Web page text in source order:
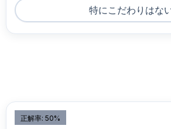
特にこだわりはな
正解率: 50%